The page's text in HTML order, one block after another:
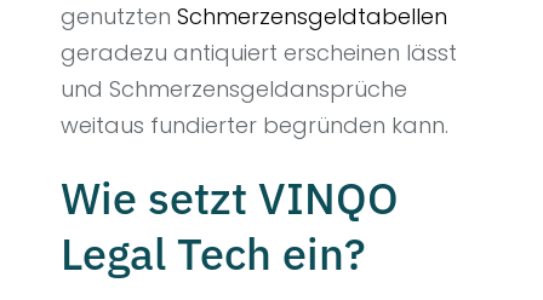
genutzten Schmerzensgeldtabellen
geradezu antiquiert erscheinen lässt
und Schmerzensgeldansprüche
weitaus fundierter begründen kann.
Wie setzt VINQO
Legal Tech ein?